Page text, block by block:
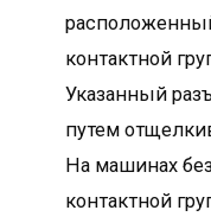
контактной
Указанный
путем
На машинах
контактной